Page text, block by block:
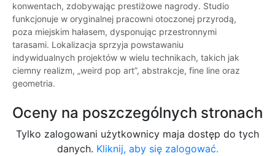
konwentach, zdobywając prestiżowe nagrody. Studio
funkcjonuje w oryginalnej pracowni otoczonej przyrodą,
poza miejskim hałasem, dysponując przestronnymi
tarasami. Lokalizacja sprzyja powstawaniu
indywidualnych projektów w wielu technikach, takich jak
ciemny realizm, „weird pop art”, abstrakcje, fine line oraz
geometria.
Oceny na poszczególnych stronach
Tylko zalogowani użytkownicy maja dostęp do tych
danych. Kliknij, aby się zalogować.